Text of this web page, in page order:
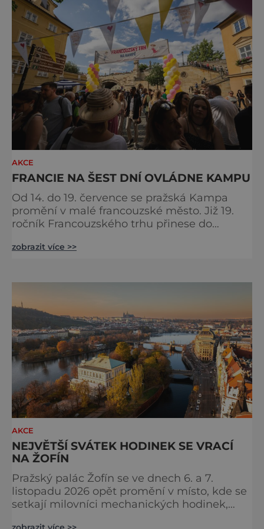
město promění v živoucí kulisu středověku,
kde se historie prolíná se
AKCE
FRANCIE NA ŠEST DNÍ OVLÁDNE KAMPU
Od 14. do 19. července se pražská Kampa
promění v malé francouzské město. Již 19.
ročník Francouzského trhu přinese do
gastronomie, vína, hudby a životního stylu,
jednotlivých regionů Francie, ochutnávat
speciality od samotných producentů a užíva
zobrazit více >>
AKCE
NEJVĚTŠÍ SVÁTEK HODINEK SE VRACÍ
NA ŽOFÍN
Pražský palác Žofín se ve dnech 6. a 7.
listopadu 2026 opět promění v místo, kde se
setkají milovníci mechanických hodinek,